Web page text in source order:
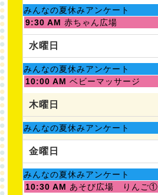
月
1st
2026
土
曜
日,
月
1st
2026
みんなの夏休みアンケート
火
曜
日,
月
4th
2026
9:30 AM 赤ちゃん広場
水曜日
土
曜
日,
月
1st
2026
みんなの夏休みアンケート
水
曜
日,
月
5th
2026
10:00 AM ベビーマッサージ
木曜日
土
曜
日,
月
1st
2026
みんなの夏休みアンケート
金曜日
土
曜
みんなの夏休みアンケート
金
10:30 AM あそび広場 りんご①